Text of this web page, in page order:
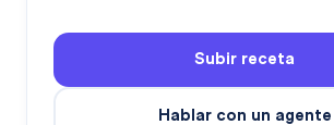
Subir receta
Hablar con un agente